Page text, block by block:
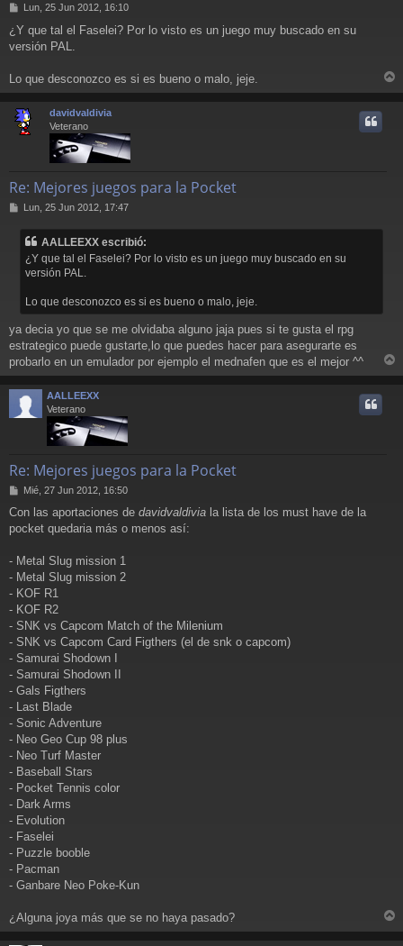
M
n
s
j
Lun, 25 Jun 2012, 16:10
¿Y que tal el Faselei? Por lo visto es un juego muy buscado en su
versión PAL.
Lo que desconozco es si es bueno o malo, jeje.
r
davidvaldivia
Veterano
Re: Mejores juegos para la Pocket
MLun, 25 Jun 2012, 17:47
AALLEEXX escribió:
¿Y que tal el Faselei? Por lo visto es un juego muy buscado en su
versión PAL.
Lo que desconozco es si es bueno o malo, jeje.
ya decia yo que se me olvidaba alguno jaja pues si te gusta el rpg
estrategico puede gustarte,lo que puedes hacer para asegurarte es
probarlo en un emulador por ejemplo el mednafen que es el mejor ^^
r
AALLEEXX
Veterano
Re: Mejores juegos para la Pocket
M
n
s
j
e
Mié, 27 Jun 2012, 16:50
Con las aportaciones de davidvaldivia la lista de los must have de la
pocket quedaria más o menos así:
- Metal Slug mission 1
- Metal Slug mission 2
- KOF R1
- KOF R2
- SNK vs Capcom Match of the Milenium
- SNK vs Capcom Card Figthers (el de snk o capcom)
- Samurai Shodown I
- Samurai Shodown II
- Gals Figthers
- Last Blade
- Sonic Adventure
- Neo Geo Cup 98 plus
- Neo Turf Master
- Baseball Stars
- Pocket Tennis color
- Dark Arms
- Evolution
- Faselei
- Puzzle booble
- Pacman
- Ganbare Neo Poke-Kun
¿Alguna joya más que se no haya pasado?
r